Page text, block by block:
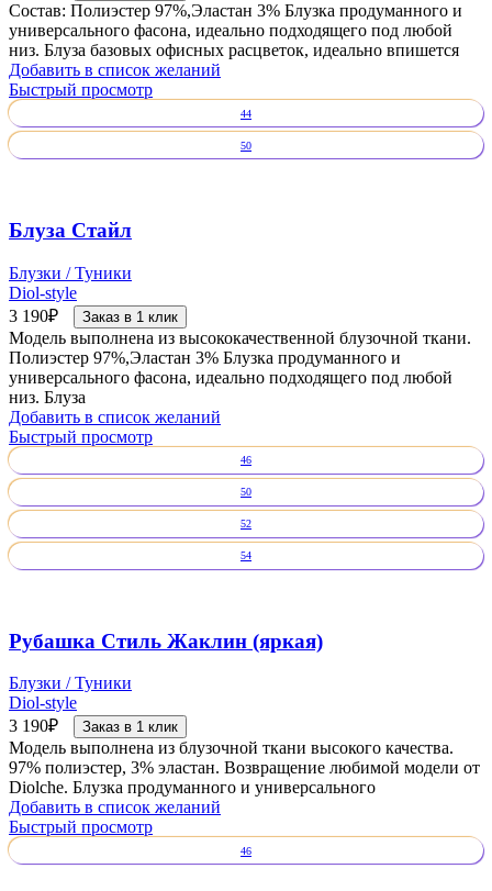
Состав: Полиэстер 97%,Эластан 3% Блузка продуманного и
универсального фасона, идеально подходящего под любой
низ. Блуза базовых офисных расцветок, идеально впишется
Добавить в список желаний
Быстрый просмотр
44
50
Блуза Стайл
Блузки / Туники
Diol-style
3 190₽ Заказ в 1 клик
Модель выполнена из высококачественной блузочной ткани.
Полиэстер 97%,Эластан 3% Блузка продуманного и
универсального фасона, идеально подходящего под любой
низ. Блуза
Добавить в список желаний
Быстрый просмотр
46
50
52
54
Рубашка Стиль Жаклин (яркая)
Блузки / Туники
Diol-style
3 190₽ Заказ в 1 клик
Модель выполнена из блузочной ткани высокого качества.
97% полиэстер, 3% эластан. Возвращение любимой модели от
Diolche. Блузка продуманного и универсального
Добавить в список желаний
Быстрый просмотр
46